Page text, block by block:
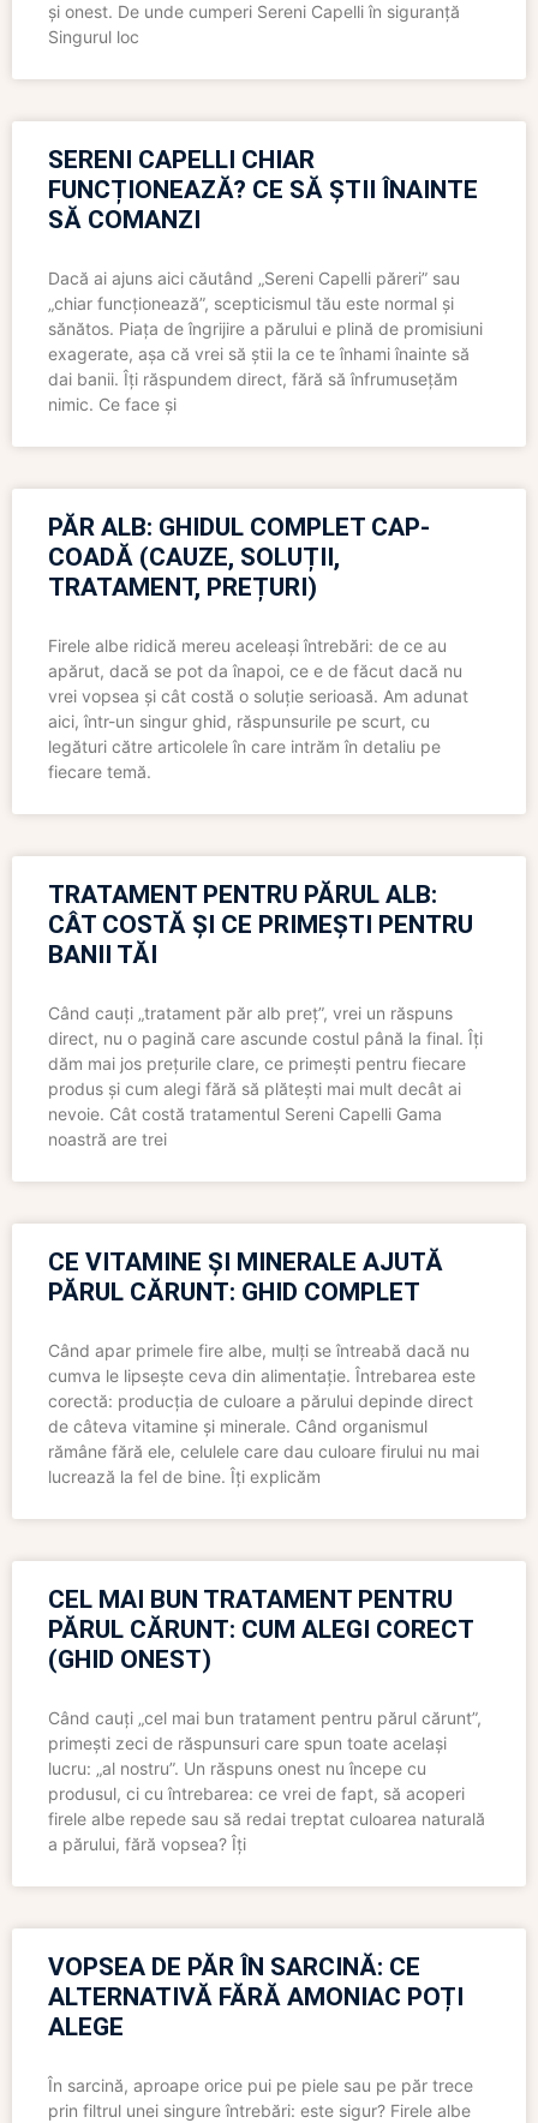
și onest. De unde cumperi Sereni Capelli în siguranță
Singurul loc
SERENI CAPELLI CHIAR
FUNCȚIONEAZĂ? CE SĂ ȘTII ÎNAINTE
SĂ COMANZI
Dacă ai ajuns aici căutând „Sereni Capelli păreri” sau
„chiar funcționează”, scepticismul tău este normal și
sănătos. Piața de îngrijire a părului e plină de promisiuni
exagerate, așa că vrei să știi la ce te înhami înainte să
dai banii. Îți răspundem direct, fără să înfrumusețăm
nimic. Ce face și
PĂR ALB: GHIDUL COMPLET CAP-
COADĂ (CAUZE, SOLUȚII,
TRATAMENT, PREȚURI)
Firele albe ridică mereu aceleași întrebări: de ce au
apărut, dacă se pot da înapoi, ce e de făcut dacă nu
vrei vopsea și cât costă o soluție serioasă. Am adunat
aici, într-un singur ghid, răspunsurile pe scurt, cu
legături către articolele în care intrăm în detaliu pe
fiecare temă.
TRATAMENT PENTRU PĂRUL ALB:
CÂT COSTĂ ȘI CE PRIMEȘTI PENTRU
BANII TĂI
Când cauți „tratament păr alb preț”, vrei un răspuns
direct, nu o pagină care ascunde costul până la final. Îți
dăm mai jos prețurile clare, ce primești pentru fiecare
produs și cum alegi fără să plătești mai mult decât ai
nevoie. Cât costă tratamentul Sereni Capelli Gama
noastră are trei
CE VITAMINE ȘI MINERALE AJUTĂ
PĂRUL CĂRUNT: GHID COMPLET
Când apar primele fire albe, mulți se întreabă dacă nu
cumva le lipsește ceva din alimentație. Întrebarea este
corectă: producția de culoare a părului depinde direct
de câteva vitamine și minerale. Când organismul
rămâne fără ele, celulele care dau culoare firului nu mai
lucrează la fel de bine. Îți explicăm
CEL MAI BUN TRATAMENT PENTRU
PĂRUL CĂRUNT: CUM ALEGI CORECT
(GHID ONEST)
Când cauți „cel mai bun tratament pentru părul cărunt”,
primești zeci de răspunsuri care spun toate același
lucru: „al nostru”. Un răspuns onest nu începe cu
produsul, ci cu întrebarea: ce vrei de fapt, să acoperi
firele albe repede sau să redai treptat culoarea naturală
a părului, fără vopsea? Îți
VOPSEA DE PĂR ÎN SARCINĂ: CE
ALTERNATIVĂ FĂRĂ AMONIAC POȚI
ALEGE
În sarcină, aproape orice pui pe piele sau pe păr trece
prin filtrul unei singure întrebări: este sigur? Firele albe